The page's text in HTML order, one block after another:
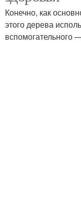
Конечно, как
этого дерева
вспомогательного